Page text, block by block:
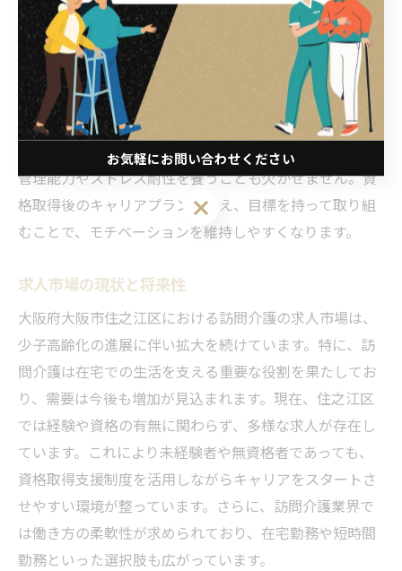
準備と心構えが求められます。まず、自分がどの資格を
取得したいのかを明確にし、そのための勉強や実習の計
画を立てることが重要です。資格取得のための学校や講
座の選び方もポイントで、実績や評判を事前に調べるこ
とで、適切な選択を行えます。また、訪問介護の仕事は
身体的にも精神的にもハードな面がありますので、自己
管理能力やストレス耐性を養うことも欠かせません。資
格取得後のキャリアプランを考え、目標を持って取り組
むことで、モチベーションを維持しやすくなります。
求人市場の現状と将来性
大阪府大阪市住之江区における訪問介護の求人市場は、
少子高齢化の進展に伴い拡大を続けています。特に、訪
問介護は在宅での生活を支える重要な役割を果たしてお
り、需要は今後も増加が見込まれます。現在、住之江区
では経験や資格の有無に関わらず、多様な求人が存在し
ています。これにより未経験者や無資格者であっても、
資格取得支援制度を活用しながらキャリアをスタートさ
せやすい環境が整っています。さらに、訪問介護業界で
は働き方の柔軟性が求められており、在宅勤務や短時間
勤務といった選択肢も広がっています。
お気軽にお問い合わせください
お気軽にお問い合わせください